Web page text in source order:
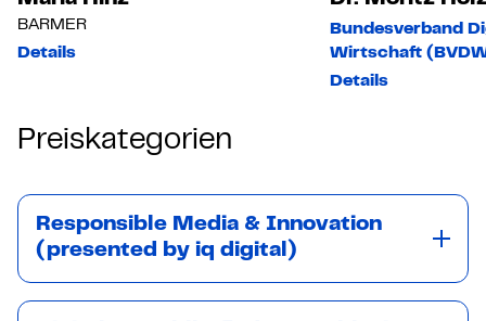
Bundesverband Digitale
Wirtschaft (BVDW) e.V.
Preiskategorien
Responsible Media & Innovation
(presented by iq digital)